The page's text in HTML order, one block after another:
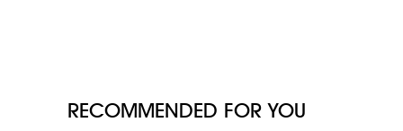
RECOMMENDED FOR YOU